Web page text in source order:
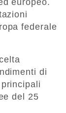
europeo.
federale
di
del 25